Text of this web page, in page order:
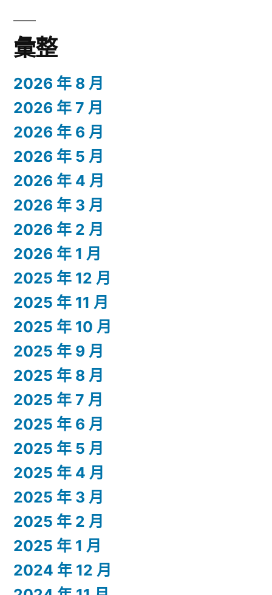
彙整
2026 年 8 月
2026 年 7 月
2026 年 6 月
2026 年 5 月
2026 年 4 月
2026 年 3 月
2026 年 2 月
2026 年 1 月
2025 年 12 月
2025 年 11 月
2025 年 10 月
2025 年 9 月
2025 年 8 月
2025 年 7 月
2025 年 6 月
2025 年 5 月
2025 年 4 月
2025 年 3 月
2025 年 2 月
2025 年 1 月
2024 年 12 月